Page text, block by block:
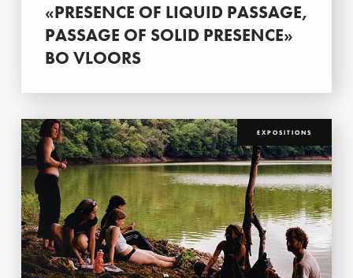
«PRESENCE OF LIQUID PASSAGE,
PASSAGE OF SOLID PRESENCE»
BO VLOORS
EXPOSITIONS